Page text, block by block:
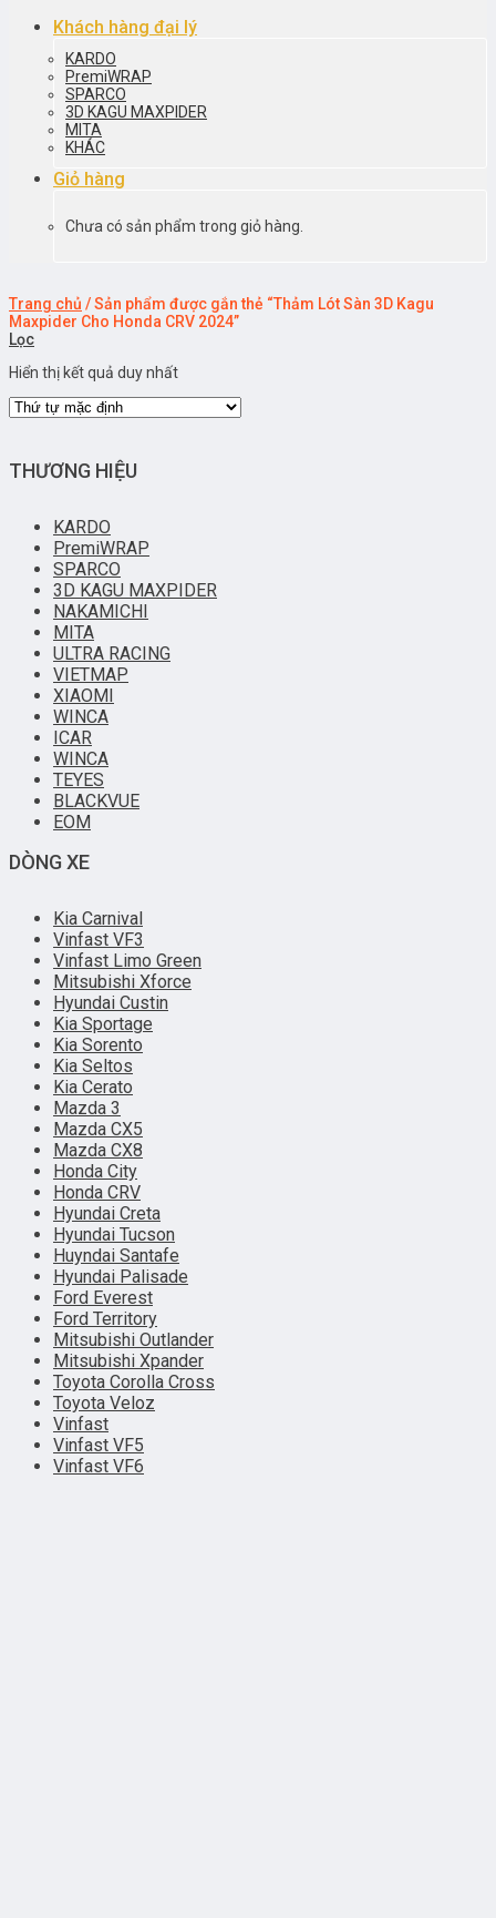
Khách hàng đại lý
KARDO
PremiWRAP
SPARCO
3D KAGU MAXPIDER
MITA
KHÁC
Giỏ hàng
Chưa có sản phẩm trong giỏ hàng.
Trang chủ /Sản phẩm được gắn thẻ “Thảm Lót Sàn 3D Kagu
Maxpider Cho Honda CRV 2024”
Lọc
Hiển thị kết quả duy nhất
THƯƠNG HIỆU
KARDO
PremiWRAP
SPARCO
3D KAGU MAXPIDER
NAKAMICHI
MITA
ULTRA RACING
VIETMAP
XIAOMI
WINCA
ICAR
WINCA
TEYES
BLACKVUE
EOM
DÒNG XE
Kia Carnival
Vinfast VF3
Vinfast Limo Green
Mitsubishi Xforce
Hyundai Custin
Kia Sportage
Kia Sorento
Kia Seltos
Kia Cerato
Mazda 3
Mazda CX5
Mazda CX8
Honda City
Honda CRV
Hyundai Creta
Hyundai Tucson
Huyndai Santafe
Hyundai Palisade
Ford Everest
Ford Territory
Mitsubishi Outlander
Mitsubishi Xpander
Toyota Corolla Cross
Toyota Veloz
Vinfast
Vinfast VF5
Vinfast VF6